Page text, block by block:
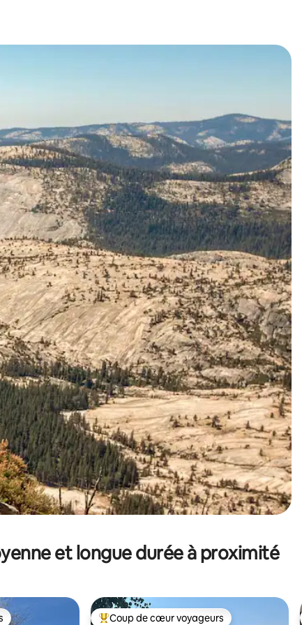
le bas pour les parcourir ou en appuyant et en faisant glisser.
et longue durée à proximité
Coup de cœur voyageurs